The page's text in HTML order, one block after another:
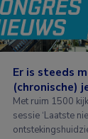
Er is steeds
(chronische)
Met ruim 1500
sessie ‘Laatste